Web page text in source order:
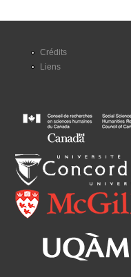
Crédits
Liens